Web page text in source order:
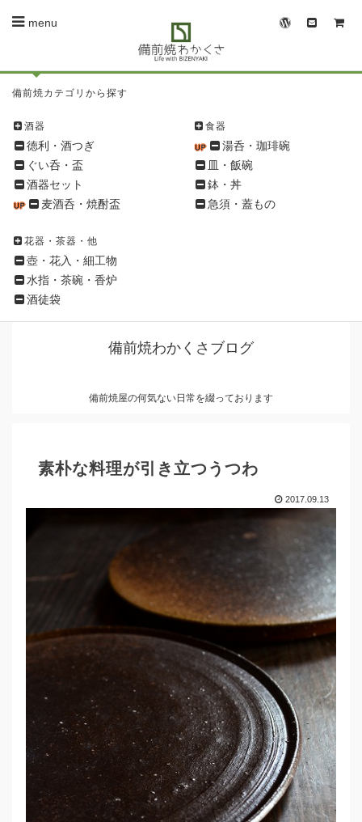
menu
備
焼
シ
ョ
ッ
ン
メ
ニ
ュ
ー
備前焼カテゴリから探す
酒器
徳利・酒つぎ
ぐい呑・盃
酒器セット
麦酒呑・焼酎盃
食器
湯呑・珈琲碗
皿・飯碗
鉢・丼
急須・蓋もの
花器・茶器・他
壺・花入・細工物
水指・茶碗・香炉
酒徒袋
備前焼わかくさブログ
備前焼屋の何気ない日常を綴っております
素朴な料理が引き立つうつわ
2017.09.13